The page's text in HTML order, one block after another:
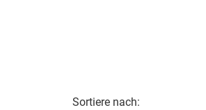
Sortiere nach: